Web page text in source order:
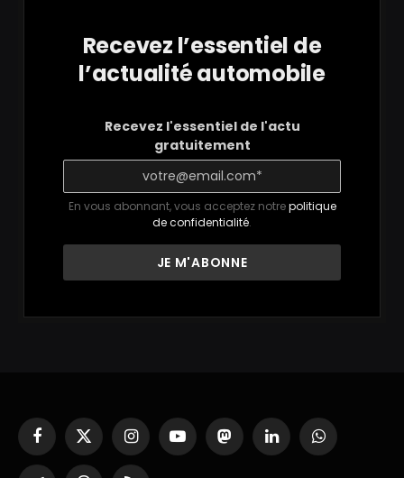
Recevez l’essentiel de
l’actualité automobile
Recevez l'essentiel de l'actu
gratuitement
En vous abonnant, vous acceptez notrepolitique
de confidentialité.
Facebook
X
(Twitter)
InstagramYouTubeMastodonLinkedInWhatsApp